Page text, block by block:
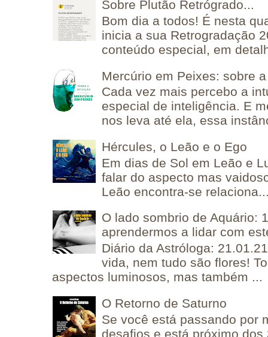
Sobre Plutão Retrógrado...
Bom dia a todos! É nesta
inicia a sua Retrogradação
conteúdo especial, em
Mercúrio em Peixes: sobre
Cada vez mais percebo a
especial de inteligência. E
nos leva até ela, essa
Hércules, o Leão e o Ego
Em dias de Sol em Leão e
falar do aspecto mas
Leão encontra-se
O lado sombrio de Aquário:
aprendermos a lidar com
Diário da Astróloga:
vida, nem tudo são flores!
aspectos luminosos, mas também ...
O Retorno de Saturno
Se você está passando por
desafios e está próximo